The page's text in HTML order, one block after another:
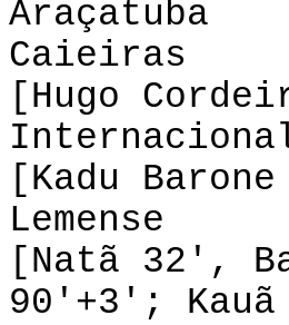
Caieiras
[Hugo
[Kadu
[Natã 32',
90'+3';